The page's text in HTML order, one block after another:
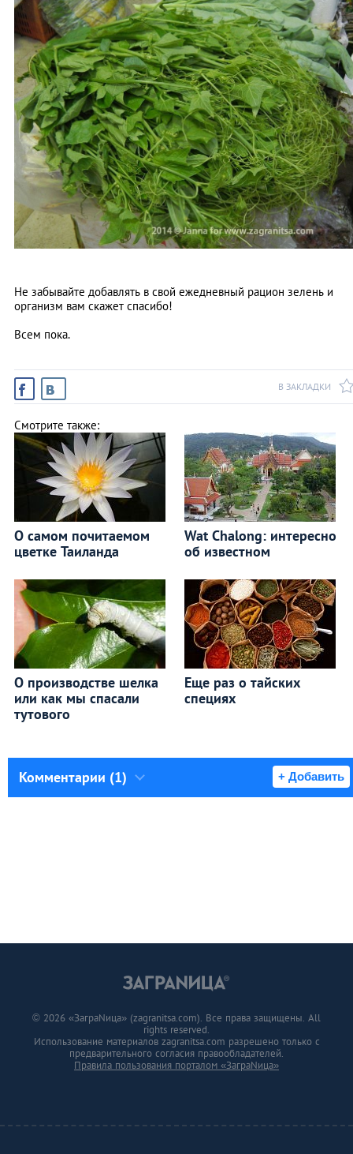
Не забывайте добавлять в свой ежедневный рацион зелень и
организм вам скажет спасибо!
Всем пока.
В ЗАКЛАДКИ
Смотрите также:
О самом почитаемом
цветке Таиланда
Wat Chalong: интересно
об известном
О производстве шелка
или как мы спасали
тутового
Еще раз о тайских
специях
Комментарии (1) + Добавить
© 2026 «ЗаграNица» (zagranitsa.com). Все права защищены. All
rights reserved.
Использование материалов zagranitsa.com разрешено только с
предварительного согласия правообладателей.
Правила пользования порталом «ЗаграNица»